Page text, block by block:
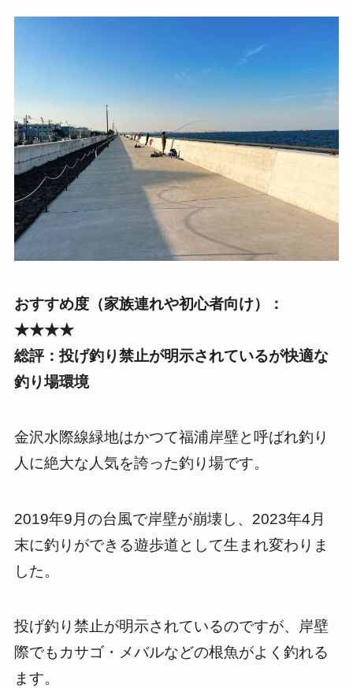
おすすめ度（家族連れや初心者向け）：
★★★★
総評：投げ釣り禁止が明示されているが快適な
釣り場環境
金沢水際線緑地はかつて福浦岸壁と呼ばれ釣り
人に絶大な人気を誇った釣り場です。
2019年9月の台風で岸壁が崩壊し、2023年4月
末に釣りができる遊歩道として生まれ変わりま
した。
投げ釣り禁止が明示されているのですが、岸壁
際でもカサゴ・メバルなどの根魚がよく釣れる
ます。